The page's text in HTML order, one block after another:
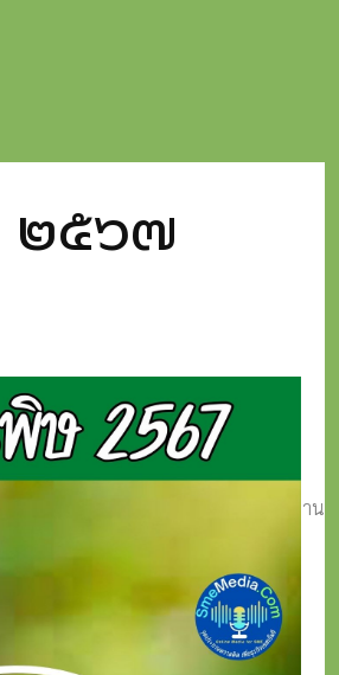
นมิตรกับสิ่งแวดล้อมอย่างยั่งยืนเพื่อลูกหลาน
๒๕๖๗